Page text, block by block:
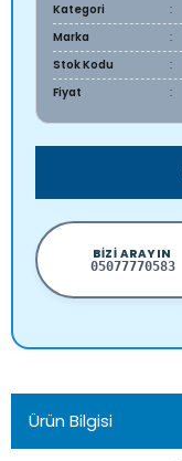
Kategori
Marka
Stok Kodu
Fiyat
BIZI ARAYIN
05077770583
Ürün Bilgisi